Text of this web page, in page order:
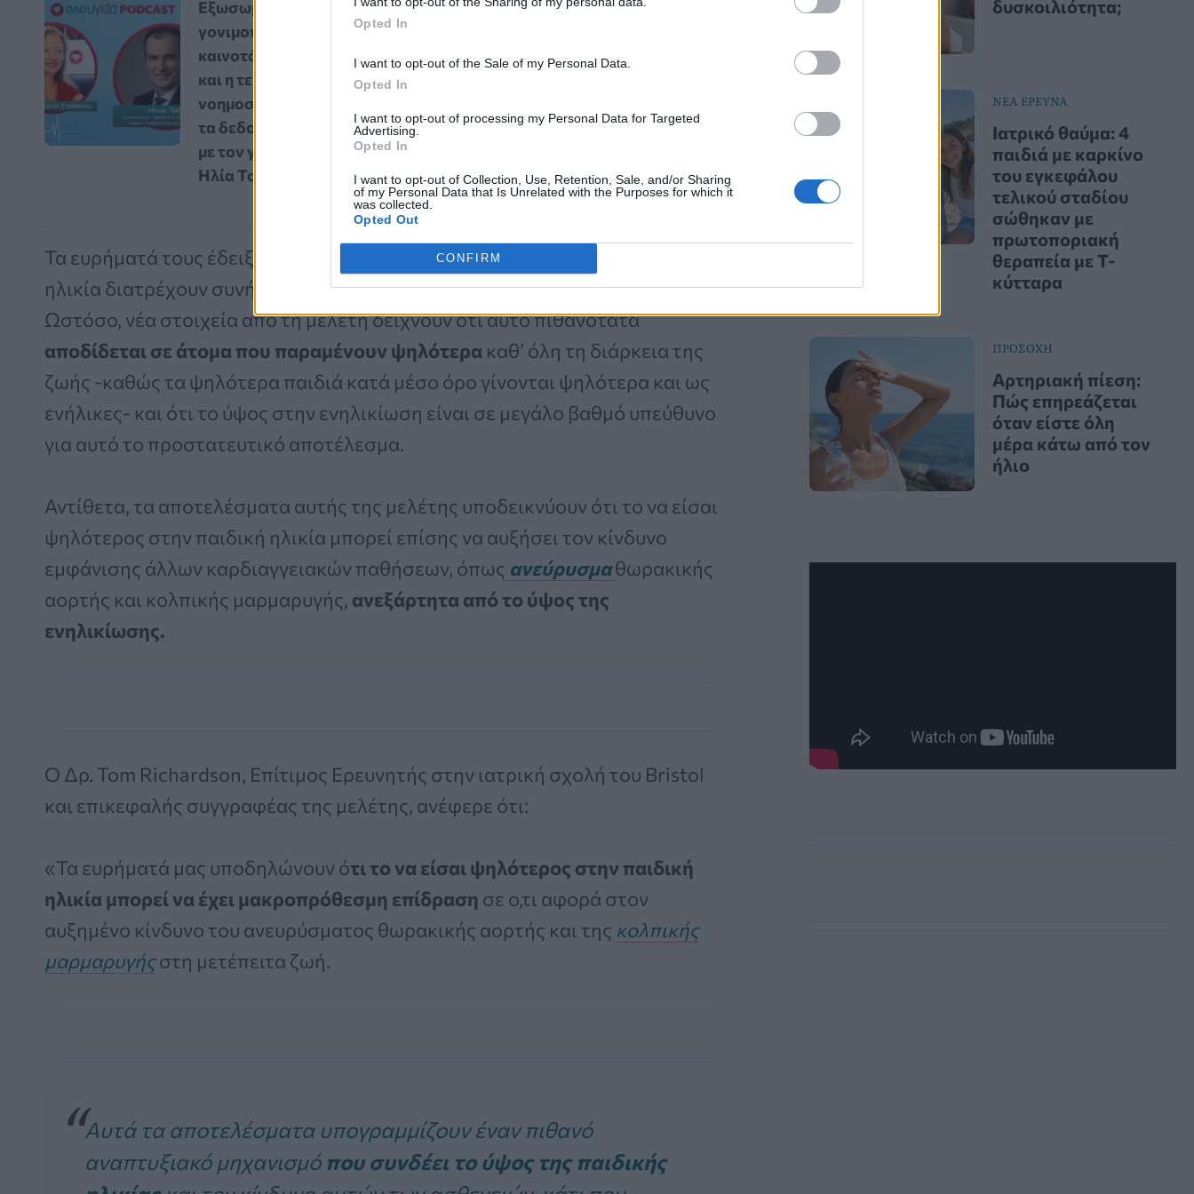
Opted In
I want to opt-out of the Sale of my Personal Data.
Opted In
I want to opt-out of processing my Personal Data for Targeted
Advertising.
Opted In
I want to opt-out of Collection, Use, Retention, Sale, and/or Sharing
of my Personal Data that Is Unrelated with the Purposes for which it
was collected.
Opted Out
CONFIRM
Εξωσωματική
γονιμοποίηση: Οι
καινοτόμες εξελίξεις
και η τεχνητή
νοημοσύνη αλλάζουν
τα δεδομένα – Vidcast
με τον γυναικολόγο
Ηλία Τσάκο
Καρκίνος Προστάτη:
Επεμβατική Εστιακή
Τα ευρήματά τους έδειξαν ότι τα άτομα που είναι ψηλότερα στην παιδική
ηλικία διατρέχουν συνήθως
χαμηλότερο κίνδυνο στεφανιαίας νόσου.
Ωστόσο, νέα στοιχεία από τη μελέτη δείχνουν ότι αυτό πιθανότατα
αποδίδεται σε άτομα που παραμένουν ψηλότερα καθ’ όλη τη διάρκεια της
ζωής -καθώς τα ψηλότερα παιδιά κατά μέσο όρο γίνονται ψηλότερα και ως
ενήλικες- και ότι το ύψος στην ενηλικίωση είναι σε μεγάλο βαθμό υπεύθυνο
για αυτό το προστατευτικό αποτέλεσμα.
Αντίθετα, τα αποτελέσματα αυτής της μελέτης υποδεικνύουν ότι το να είσαι
ψηλότερος στην παιδική ηλικία μπορεί επίσης να αυξήσει τον κίνδυνο
εμφάνισης άλλων καρδιαγγειακών παθήσεων, όπως ανεύρυσμαθωρακικής
αορτής και κολπικής μαρμαρυγής, ανεξάρτητα από το ύψος της
ενηλικίωσης.
Ο Δρ. Tom Richardson, Επίτιμος Ερευνητής στην ιατρική σχολή του Bristol
και επικεφαλής συγγραφέας της μελέτης, ανέφερε ότι:
«Τα ευρήματά μας υποδηλώνουν ότι το να είσαι ψηλότερος στην παιδική
ηλικία μπορεί να έχει μακροπρόθεσμη επίδραση σε ο,τι αφορά στον
αυξημένο κίνδυνο του ανευρύσματος θωρακικής αορτής και της κολπικής
μαρμαρυγήςστη μετέπειτα ζωή.
Αυτά τα αποτελέσματα υπογραμμίζουν έναν πιθανό
αναπτυξιακό μηχανισμό που συνδέει το ύψος της παιδικής
δυσκοιλιότητα;
ΝΕΑ ΕΡΕΥΝΑ
Ιατρικό θαύμα: 4
παιδιά με καρκίνο
του εγκεφάλου
τελικού σταδίου
σώθηκαν με
πρωτοποριακή
θεραπεία με Τ-
κύτταρα
ΠΡΟΣΟΧΗ
Αρτηριακή πίεση:
Πώς επηρεάζεται
όταν είστε όλη
μέρα κάτω από τον
ήλιο